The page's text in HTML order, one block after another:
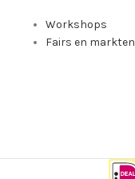
Workshops
Fairs en markten